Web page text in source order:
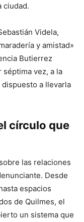
ciudad.
Videla,
y amistad»
Butierrez
vez, a la
a llevarla
círculo que
las relaciones
Desde
espacios
de Quilmes, el
un sistema que